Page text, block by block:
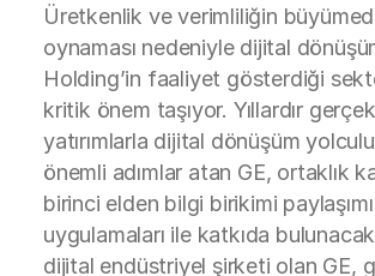
Üretkenlik ve verimliliğin
oynaması nedeniyle dijital
Holding’in faaliyet gösterdiği
kritik önem taşıyor. Yıllardır
yatırımlarla dijital dönüşüm
önemli adımlar atan GE, ortaklık
birinci elden bilgi birikimi
uygulamaları ile katkıda
dijital endüstriyel şirketi olan GE,